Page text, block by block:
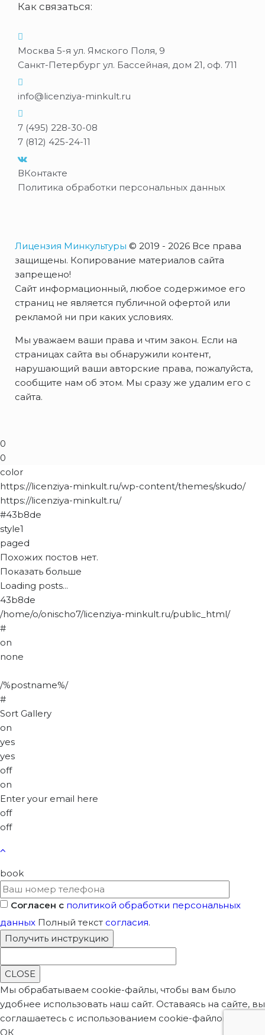
Как связаться:
Москва 5-я ул. Ямского Поля, 9
Санкт-Петербург ул. Бассейная, дом 21, оф. 711
info@licenziya-minkult.ru
7 (495) 228-30-08
7 (812) 425-24-11
ВКонтакте
Политика обработки персональных данных
Лицензия Минкультуры © 2019 - 2026 Все права
защищены. Копирование материалов сайта
запрещено!
Сайт информационный, любое содержимое его
страниц не является публичной офертой или
рекламой ни при каких условиях.
Мы уважаем ваши права и чтим закон. Если на
страницах сайта вы обнаружили контент,
нарушающий ваши авторские права, пожалуйста,
сообщите нам об этом. Мы сразу же удалим его с
сайта.
0
0
color
https://licenziya-minkult.ru/wp-content/themes/skudo/
https://licenziya-minkult.ru/
#43b8de
style1
paged
Похожих постов нет.
Показать больше
Loading posts...
43b8de
/home/o/onischo7/licenziya-minkult.ru/public_html/
#
on
none
/%postname%/
#
Sort Gallery
on
yes
yes
off
on
Enter your email here
off
off
book
Согласен с политикой обработки персональных
данных Полный текст согласия.
CLOSE
Мы обрабатываем cookie-файлы, чтобы вам было
удобнее использовать наш сайт. Оставаясь на сайте, вы
соглашаетесь с использованием cookie-файлов.
ОК